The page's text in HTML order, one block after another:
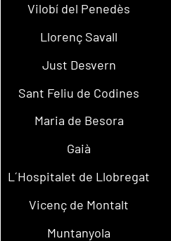
Vilobí del Penedès
Llorenç Savall
Just Desvern
Sant Feliu de Codines
Maria de Besora
Gaià
L´Hospitalet de Llobregat
Vicenç de Montalt
Muntanyola